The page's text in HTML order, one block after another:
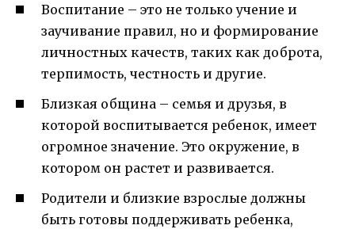
Воспитание – это не только учение и
заучивание правил, но и формирование
личностных качеств, таких как доброта,
терпимость, честность и другие.
Близкая община – семья и друзья, в
которой воспитывается ребенок, имеет
огромное значение. Это окружение, в
котором он растет и развивается.
Родители и близкие взрослые должны
быть готовы поддерживать ребенка,